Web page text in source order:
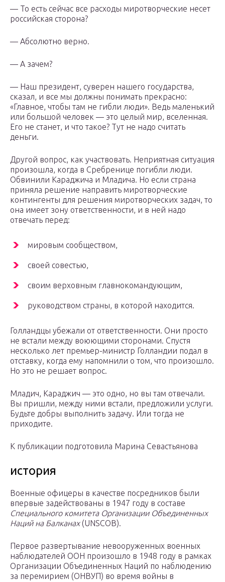
— То есть сейчас все расходы миротворческие несет
российская сторона?
— Абсолютно верно.
— А зачем?
— Наш президент, суверен нашего государства,
сказал, и все мы должны понимать прекрасно:
«Главное, чтобы там не гибли люди». Ведь маленький
или большой человек — это целый мир, вселенная.
Его не станет, и что такое? Тут не надо считать
деньги.
Другой вопрос, как участвовать. Неприятная ситуация
произошла, когда в Сребренице погибли люди.
Обвинили Караджича и Младича. Но если страна
приняла решение направить миротворческие
контингенты для решения миротворческих задач, то
она имеет зону ответственности, и в ней надо
отвечать перед:
мировым сообществом,
своей совестью,
своим верховным главнокомандующим,
руководством страны, в которой находится.
Голландцы убежали от ответственности. Они просто
не встали между воюющими сторонами. Спустя
несколько лет премьер-министр Голландии подал в
отставку, когда ему напомнили о том, что произошло.
Но это не решает вопрос.
Младич, Караджич — это одно, но вы там отвечали.
Вы пришли, между ними встали, предложили услуги.
Будьте добры выполнить задачу. Или тогда не
приходите.
К публикации подготовила Марина Севастьянова
история
Военные офицеры в качестве посредников были
впервые задействованы в 1947 году в составе
Специального комитета Организации Объединенных
Наций на Балканах(UNSCOB).
Первое развертывание невооруженных военных
наблюдателей ООН произошло в 1948 году в рамках
Организации Объединенных Наций по наблюдению
за перемирием (ОНВУП) во время войны в